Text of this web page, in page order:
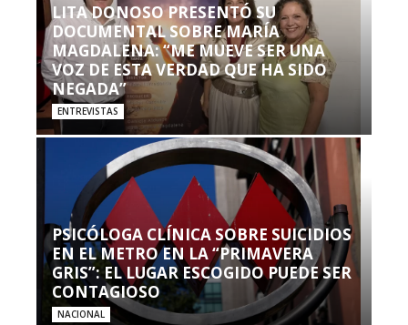
LITA DONOSO PRESENTÓ SU
DOCUMENTAL SOBRE MARÍA
MAGDALENA: “ME MUEVE SER UNA
VOZ DE ESTA VERDAD QUE HA SIDO
NEGADA”
ENTREVISTAS
PSICÓLOGA CLÍNICA SOBRE SUICIDIOS
EN EL METRO EN LA “PRIMAVERA
GRIS”: EL LUGAR ESCOGIDO PUEDE SER
CONTAGIOSO
NACIONAL